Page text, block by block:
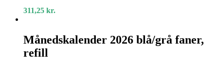
Med
og
notesblok
311,25 kr.
2026
blå/grå
faner,
Månedskalender 2026 blå/grå faner,
refill